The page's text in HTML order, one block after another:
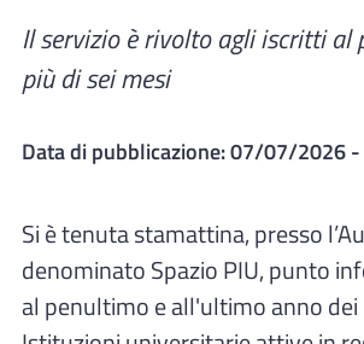
Il servizio è rivolto agli iscritti
più di sei mesi
Data di pubblicazione:07/07/2026
Si è tenuta stamattina, presso
denominato Spazio PIU, punto
al penultimo e all'ultimo anno